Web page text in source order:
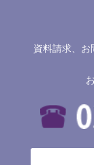
資料請求、